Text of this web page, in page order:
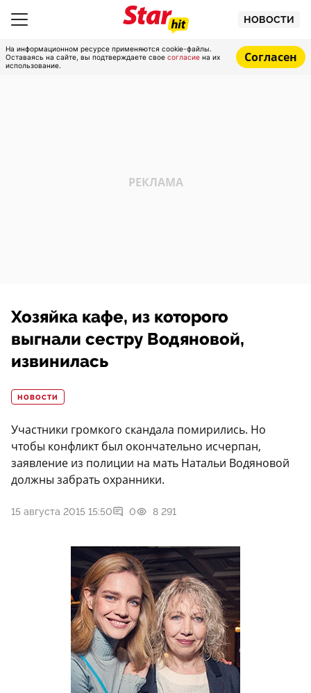
НОВОСТИ
На информационном ресурсе применяются cookie-файлы.
Оставаясь на сайте, вы подтверждаете свое согласие на их
использование.
Согласен
Хозяйка кафе, из которого
выгнали сестру Водяновой,
извинилась
НОВОСТИ
Участники громкого скандала помирились. Но
чтобы конфликт был окончательно исчерпан,
заявление из полиции на мать Натальи Водяновой
должны забрать охранники.
15 августа 2015 15:50 0 8 291